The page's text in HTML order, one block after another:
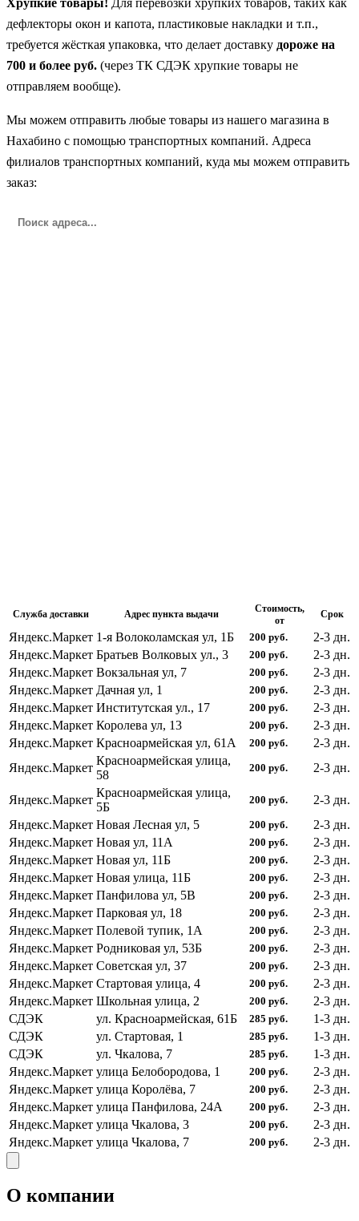
дефлекторы окон и капота, пластиковые накладки и т.п.,
требуется жёсткая упаковка, что делает доставку дороже на
700 и более руб. (через ТК СДЭК хрупкие товары не
отправляем вообще).
Мы можем отправить любые товары из нашего магазина в
Нахабино с помощью транспортных компаний. Адреса
филиалов транспортных компаний, куда мы можем отправить
заказ:
Служба доставки Адрес пункта выдачи
Стоимость,
от
Срок
Яндекс.Маркет 1-я Волоколамская ул, 1Б 200 руб. 2-3 дн.
Яндекс.Маркет Братьев Волковых ул., 3 200 руб. 2-3 дн.
Яндекс.Маркет Вокзальная ул, 7 200 руб. 2-3 дн.
Яндекс.Маркет Дачная ул, 1 200 руб. 2-3 дн.
Яндекс.Маркет Институтская ул., 17 200 руб. 2-3 дн.
Яндекс.Маркет Королева ул, 13 200 руб. 2-3 дн.
Яндекс.Маркет Красноармейская ул, 61А 200 руб. 2-3 дн.
Яндекс.Маркет
Красноармейская улица,
58
200 руб. 2-3 дн.
Яндекс.Маркет
Красноармейская улица,
5Б
200 руб. 2-3 дн.
Яндекс.Маркет Новая Лесная ул, 5 200 руб. 2-3 дн.
Яндекс.Маркет Новая ул, 11А 200 руб. 2-3 дн.
Яндекс.Маркет Новая ул, 11Б 200 руб. 2-3 дн.
Яндекс.Маркет Новая улица, 11Б 200 руб. 2-3 дн.
Яндекс.Маркет Панфилова ул, 5В 200 руб. 2-3 дн.
Яндекс.Маркет Парковая ул, 18 200 руб. 2-3 дн.
Яндекс.Маркет Полевой тупик, 1А 200 руб. 2-3 дн.
Яндекс.Маркет Родниковая ул, 53Б 200 руб. 2-3 дн.
Яндекс.Маркет Советская ул, 37 200 руб. 2-3 дн.
Яндекс.Маркет Стартовая улица, 4 200 руб. 2-3 дн.
Яндекс.Маркет Школьная улица, 2 200 руб. 2-3 дн.
СДЭК
ул. Красноармейская, 61Б 285 руб. 1-3 дн.
СДЭК
ул. Стартовая, 1 285 руб. 1-3 дн.
СДЭК
ул. Чкалова, 7 285 руб. 1-3 дн.
Яндекс.Маркет улица Белобородова, 1 200 руб. 2-3 дн.
Яндекс.Маркет улица Королёва, 7 200 руб. 2-3 дн.
Яндекс.Маркет улица Панфилова, 24А 200 руб. 2-3 дн.
Яндекс.Маркет улица Чкалова, 3 200 руб. 2-3 дн.
Яндекс.Маркет улица Чкалова, 7 200 руб. 2-3 дн.
О компании